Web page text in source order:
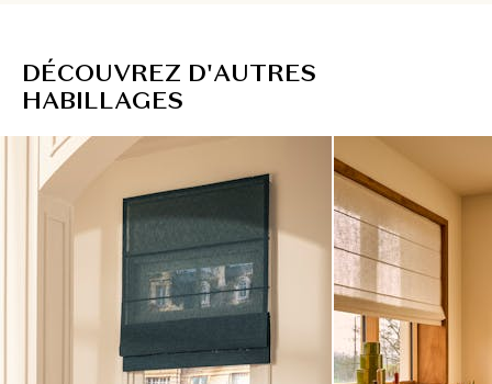
DÉCOUVREZ D'AUTRES
HABILLAGES